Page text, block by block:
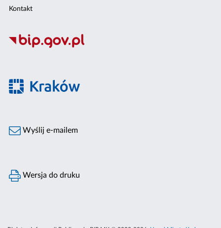
Kontakt
Wyślij e-mailem
Wersja do druku